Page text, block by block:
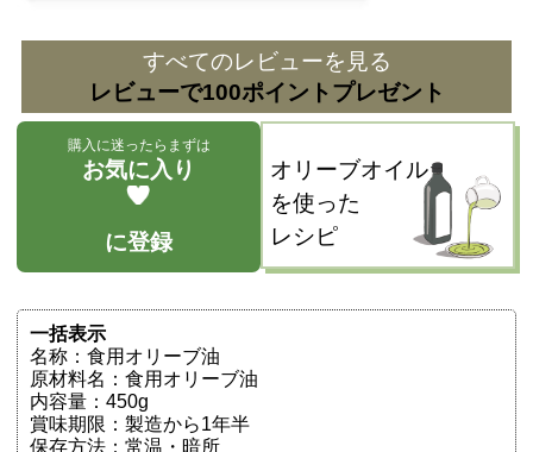
すべてのレビューを見る
レビューで100ポイントプレゼント
購入に迷ったらまずは
お気に入り
に登録
オリーブオイル
を使った
レシピ
一括表示
名称：食用オリーブ油
原材料名：食用オリーブ油
内容量：450g
賞味期限：製造から1年半
保存方法：常温・暗所